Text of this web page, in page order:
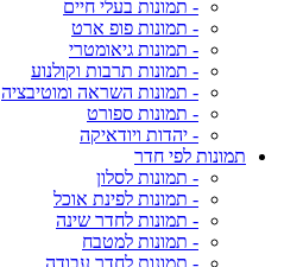
- תמונות בעלי חיים
- תמונות פופ ארט
- תמונות גיאומטרי
- תמונות תרבות וקולנוע
- תמונות השראה ומוטיבציה
- תמונות ספורט
- יהדות ויודאיקה
תמונות לפי חדר
- תמונות לסלון
- תמונות לפינת אוכל
- תמונות לחדר שינה
- תמונות למטבח
- תמונות לחדר עבודה